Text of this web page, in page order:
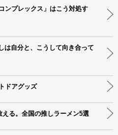
ンプレックス」はこう対処す
自分と、こうして向き合って
ドアグッズ
る。全国の推しラーメン5選